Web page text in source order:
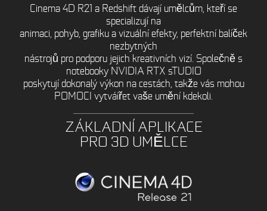
Cinema 4D R21 a Redshift dávají umělcům, kteří se
specializují na
animaci, pohyb, grafiku a vizuální efekty, perfektní balíček
nezbytných
nástrojů pro podporu jejich kreativních vizí. Společně s
notebooky NVIDIA RTX sTUDIO
poskytují dokonalý výkon na cestách, takže vás mohou
POMOCI vytváířet vaše umění kdekoli.
ZÁKLADNÍ APLIKACE
PRO 3D UMĚLCE